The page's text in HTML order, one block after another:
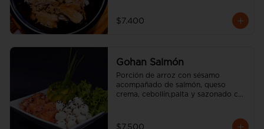
$7.400
Gohan Salmón
Porción de arroz con sésamo
acompañado de salmón, queso
crema, cebollín,palta y sazonado con
$7.500